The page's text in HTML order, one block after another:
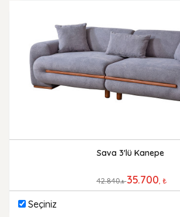
Sava 3'lü Kanepe
42.840,₺ 35.700 , ₺
Seçiniz